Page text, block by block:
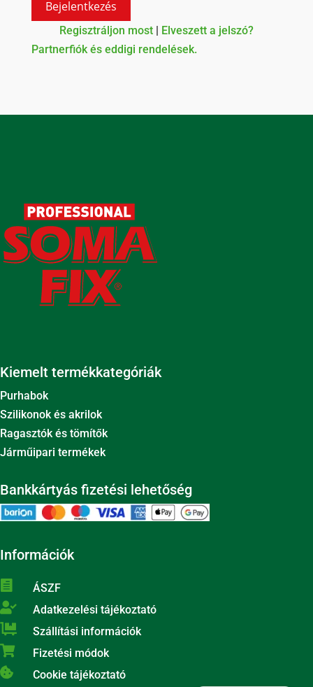
Regisztráljon most| Elveszett a jelszó?
Partnerfiók és eddigi rendelések.
Kiemelt termékkategóriák
Purhabok
Szilikonok és akrilok
Ragasztók és tömítők
Járműipari termékek
Bankkártyás fizetési lehetőség
Információk

ÁSZF

Adatkezelési tájékoztató

Szállítási információk

Fizetési módok

Cookie tájékoztató